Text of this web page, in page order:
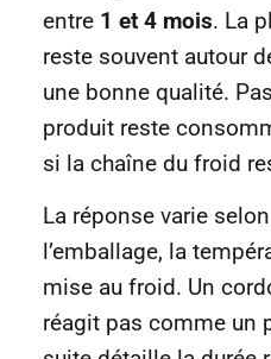
entre 1 et 4 mois. La
reste souvent autour
une bonne qualité.
produit reste
si la chaîne du froid
La réponse varie
l’emballage, la
mise au froid. Un
réagit pas comme un